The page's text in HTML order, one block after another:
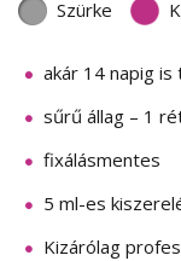
Szürke
akár 14 napig is
sűrű állag – 1
fixálásmentes
5 ml-es
Kizárólag